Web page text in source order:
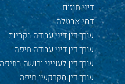
דיני חוזים
דמי אבטלה
עורך דין דיני עבודה בקריות
עורך דין דיני עבודה חיפה
עורך דין לענייני ירושה בחיפה
עורך דין מקרקעין חיפה